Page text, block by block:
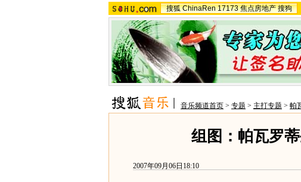
搜狐 ChinaRen 17173 焦点房地产 搜狗
音乐频道首页 > 专题 > 主打专题 > 帕
组图：帕瓦罗
2007年09月06日18:10